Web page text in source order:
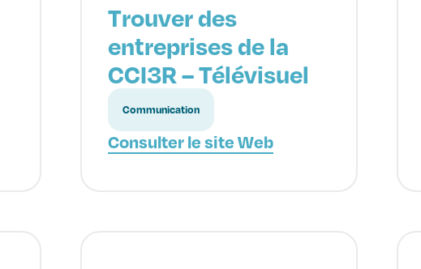
Trouver des
entreprises de la
CCI3R – Télévisuel
Communication
Consulter le site Web